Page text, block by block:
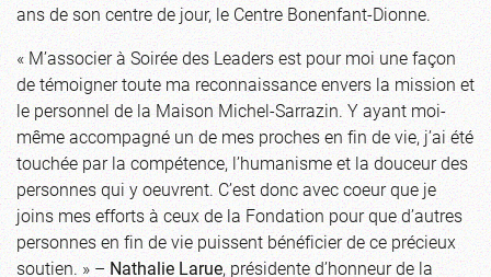
ans de son centre de jour, le Centre Bonenfant-Dionne.
« M’associer à Soirée des Leaders est pour moi une façon
de témoigner toute ma reconnaissance envers la mission et
le personnel de la Maison Michel-Sarrazin. Y ayant moi-
même accompagné un de mes proches en fin de vie, j’ai été
touchée par la compétence, l’humanisme et la douceur des
personnes qui y oeuvrent. C’est donc avec coeur que je
joins mes efforts à ceux de la Fondation pour que d’autres
personnes en fin de vie puissent bénéficier de ce précieux
soutien. » –Nathalie Larue, présidente d’honneur de la